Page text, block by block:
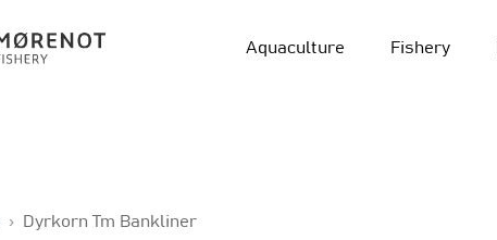
Aquaculture Fishery
› Dyrkorn Tm Bankliner